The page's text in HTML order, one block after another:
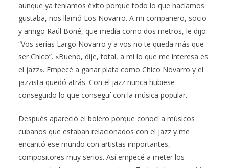
aunque ya teníamos éxito porque todo lo que hacíamos
gustaba, nos llamó Los Novarro. A mi compañero, socio
y amigo Raúl Boné, que medía como dos metros, le dijo:
“Vos serías Largo Novarro y a vos no te queda más que
ser Chico”. «Bueno, dije, total, a mí lo que me interesa es
el jazz». Empecé a ganar plata como Chico Novarro y el
jazzista quedó atrás. Con el jazz nunca hubiese
conseguido lo que conseguí con la música popular.
Después apareció el bolero porque conocí a músicos
cubanos que estaban relacionados con el jazz y me
encantó ese mundo con artistas importantes,
compositores muy serios. Así empecé a meter los